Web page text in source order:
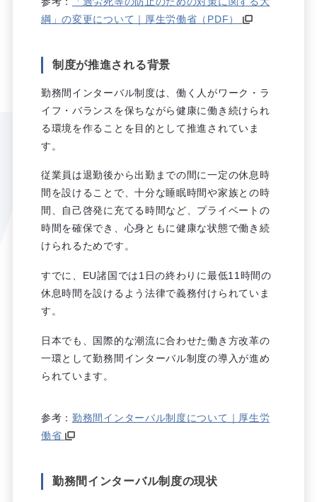
綱」の変更について｜厚生労働省（PDF）
制度が推進される背景
勤務間インターバル制度は、働く人がワーク・ラ
イフ・バランスを保ちながら健康に働き続けられ
る環境を作ることを目的として推進されていま
す。
従業員は退勤後から出勤までの間に一定の休息時
間を設けることで、十分な睡眠時間や家族との時
間、自己啓発に充てる時間など、プライベートの
時間を確保でき、心身ともに健康な状態で働き続
けられるためです。
すでに、EU諸国では1日の終わりに最低11時間の
休息時間を設けるよう法律で義務付けられていま
す。
日本でも、国際的な潮流に合わせた働き方改革の
一環として勤務間インターバル制度の導入が進め
られています。
参考：勤務間インターバル制度について｜厚生労
働省
勤務間インターバル制度の現状